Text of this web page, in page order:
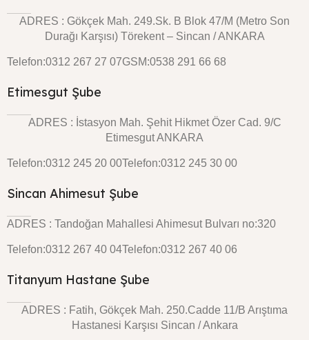
ADRES : Gökçek Mah. 249.Sk. B Blok 47/M (Metro Son
Durağı Karşısı) Törekent – Sincan / ANKARA
Telefon:0312 267 27 07GSM:0538 291 66 68
Etimesgut Şube
ADRES : İstasyon Mah. Şehit Hikmet Özer Cad. 9/C
Etimesgut ANKARA
Telefon:0312 245 20 00Telefon:0312 245 30 00
Sincan Ahimesut Şube
ADRES : Tandoğan Mahallesi Ahimesut Bulvarı no:320
Telefon:0312 267 40 04Telefon:0312 267 40 06
Titanyum Hastane Şube
ADRES : Fatih, Gökçek Mah. 250.Cadde 11/B Arıştıma
Hastanesi Karşısı Sincan / Ankara